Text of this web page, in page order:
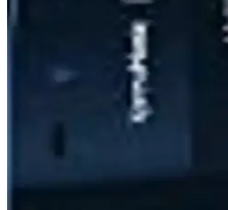
Nokia 3.1 Plus Akıllı Telefon
Nokia 3.1 Plus, şık tasarımı, güçlü
Nokia 5130 C ve Nokia 6310
Nokia 5130 C ve Nokia 6310
Nokia 2730C ve Samsung
Nokia 2730C ve Samsung E1205